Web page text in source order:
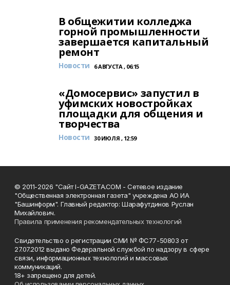
В общежитии колледжа
горной промышленности
завершается капитальный
ремонт
Новости 6 АВГУСТА , 06:15
«Домосервис» запустил в
уфимских новостройках
площадки для общения и
творчества
Новости 30 ИЮЛЯ , 12:59
© 2011-2026 "Сайт I-GAZETA.COM - Сетевое издание
"Общественная электронная газета" учреждена АО ИА
"Башинформ". Главный редактор: Шарафутдинов Руслан
Михайлович.
Правила применения рекомендательных технологий
Свидетельство о регистрации СМИ № ФС77-50803 от
27.07.2012 выдано Федеральной службой по надзору в сфере
связи, информационных технологий и массовых
коммуникаций.
18+ запрещено для детей.